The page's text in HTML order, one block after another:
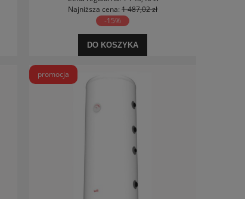
Najniższa cena: 1 487,02 zł
-15%
DO KOSZYKA
promocja